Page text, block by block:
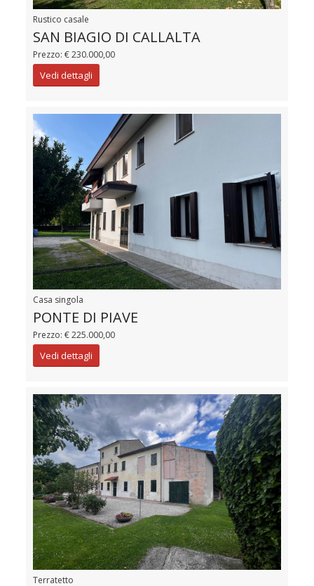
Rustico casale
SAN BIAGIO DI CALLALTA
Prezzo: € 230.000,00
Vedi dettagli
Casa singola
PONTE DI PIAVE
Prezzo: € 225.000,00
Vedi dettagli
Terratetto